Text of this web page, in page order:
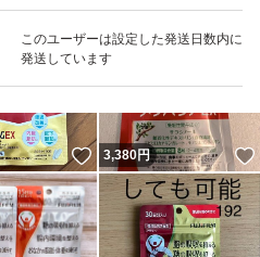
このユーザーは設定した発送日数内に
発送しています
いいね！
3,380円